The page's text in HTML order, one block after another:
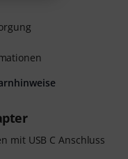
mit USB C Anschluss